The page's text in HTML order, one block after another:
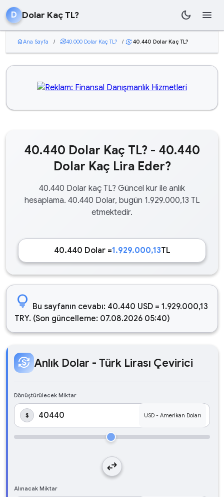
D Dolar Kaç TL? dark_mode menu
homeAna Sayfa / currency_exchange40.000 Dolar Kaç TL? / currency_exchange 40.440 Dolar Kaç TL?
40.440 Dolar Kaç TL? - 40.440
Dolar Kaç Lira Eder?
40.440 Dolar kaç TL? Güncel kur ile anlık
hesaplama. 40.440 Dolar, bugün 1.929.000,13 TL
etmektedir.
40.440 Dolar =1.929.000,13TL
lightbulb Bu sayfanın cevabı: 40.440 USD = 1.929.000,13
TRY. (Son güncelleme: 07.08.2026 05:40)
currency_exchange Anlık Dolar - Türk Lirası Çevirici
Dönüştürülecek Miktar
$
swap_horiz
Alınacak Miktar